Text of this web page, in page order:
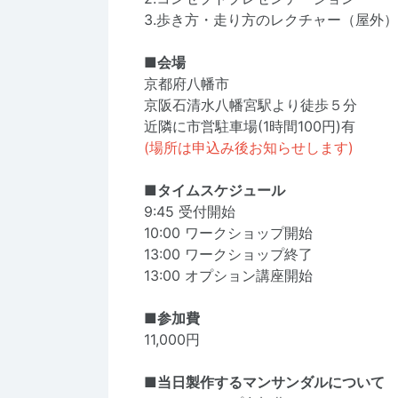
3.歩き方・走り方のレクチャー（屋外）
■会場
京都府八幡市
京阪石清水八幡宮駅より徒歩５分
近隣に市営駐車場(1時間100円)有
(場所は申込み後お知らせします)
■タイムスケジュール
9:45 受付開始
10:00 ワークショップ開始
13:00 ワークショップ終了
13:00 オプション講座開始
■参加費
11,000円
■当日製作するマンサンダルについて